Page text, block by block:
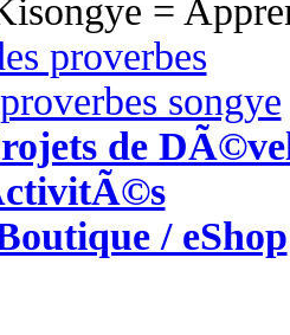
=
proverbes
songye
de
/ eShop